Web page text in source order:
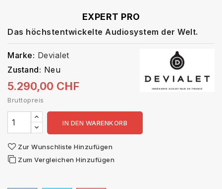
EXPERT PRO
Das höchstentwickelte Audiosystem der Welt.
Marke: Devialet
Zustand: Neu
5.290,00 CHF
Bruttopreis
IN DEN WARENKORB
Zur Wunschliste Hinzufügen
Zum Vergleichen Hinzufügen